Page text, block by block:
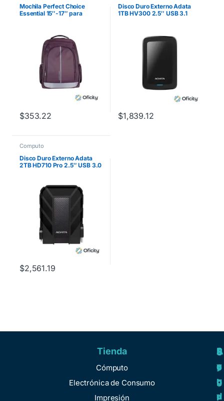
Mochila Perfect Choice
Essential 15″-17″ para
$353.22
Disco Duro Externo Adata
1TB HV300 2.5″ USB 3.1
$1,839.12
Computo
Disco Duro Externo Adata
2TB HD710 Pro 2.5″ USB 3.0
$2,561.19
Tienda
Cómputo
Electrónica de Consumo
Impresión
A
y
u
d
S
o
b
r
R
e
g
u
S
e
r
v